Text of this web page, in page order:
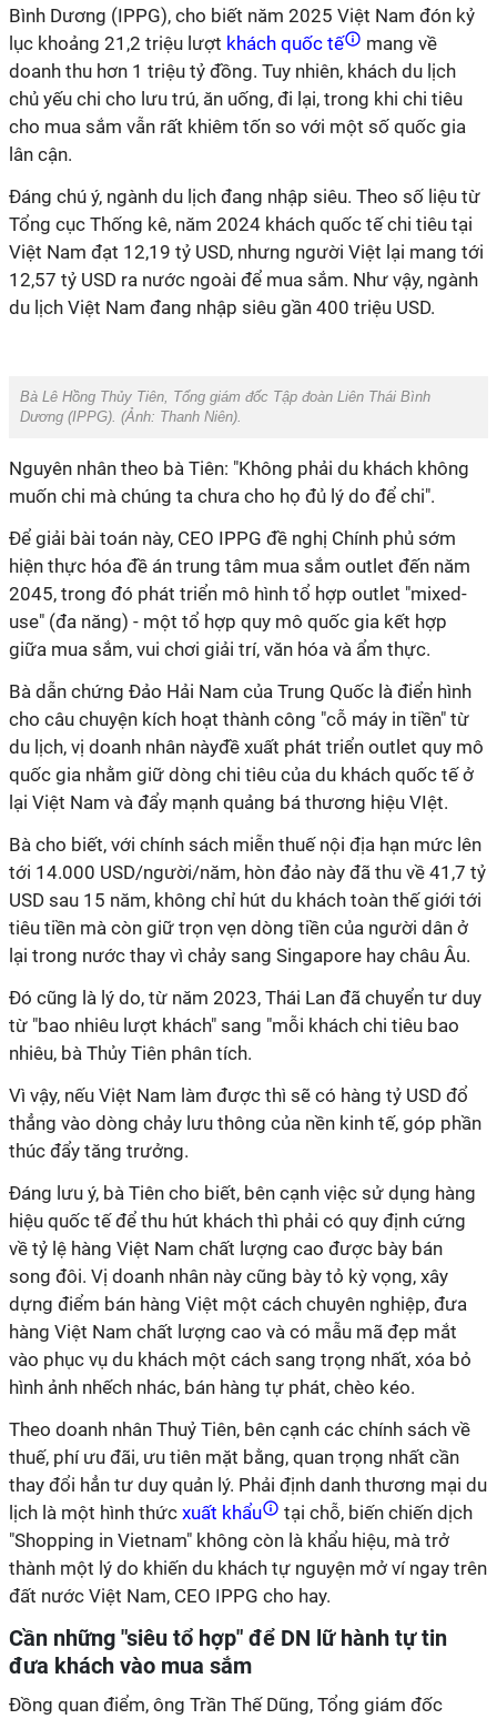
Bình Dương (IPPG), cho biết năm 2025 Việt Nam đón kỷ
lục khoảng 21,2 triệu lượt khách quốc tế
mang về
doanh thu hơn 1 triệu tỷ đồng. Tuy nhiên, khách du lịch
chủ yếu chi cho lưu trú, ăn uống, đi lại, trong khi chi tiêu
cho mua sắm vẫn rất khiêm tốn so với một số quốc gia
lân cận.
Đáng chú ý, ngành du lịch đang nhập siêu. Theo số liệu từ
Tổng cục Thống kê, năm 2024 khách quốc tế chi tiêu tại
Việt Nam đạt 12,19 tỷ USD, nhưng người Việt lại mang tới
12,57 tỷ USD ra nước ngoài để mua sắm. Như vậy, ngành
du lịch Việt Nam đang nhập siêu gần 400 triệu USD.
Bà Lê Hồng Thủy Tiên, Tổng giám đốc Tập đoàn Liên Thái Bình
Dương (IPPG). (Ảnh: Thanh Niên).
Nguyên nhân theo bà Tiên: "Không phải du khách không
muốn chi mà chúng ta chưa cho họ đủ lý do để chi".
Để giải bài toán này, CEO IPPG đề nghị Chính phủ sớm
hiện thực hóa đề án trung tâm mua sắm outlet đến năm
2045, trong đó phát triển mô hình tổ hợp outlet "mixed-
use" (đa năng) - một tổ hợp quy mô quốc gia kết hợp
giữa mua sắm, vui chơi giải trí, văn hóa và ẩm thực.
Bà dẫn chứng Đảo Hải Nam của Trung Quốc là điển hình
cho câu chuyện kích hoạt thành công "cỗ máy in tiền" từ
du lịch, vị doanh nhân nàyđề xuất phát triển outlet quy mô
quốc gia nhằm giữ dòng chi tiêu của du khách quốc tế ở
lại Việt Nam và đẩy mạnh quảng bá thương hiệu VIệt.
Bà cho biết, với chính sách miễn thuế nội địa hạn mức lên
tới 14.000 USD/người/năm, hòn đảo này đã thu về 41,7 tỷ
USD sau 15 năm, không chỉ hút du khách toàn thế giới tới
tiêu tiền mà còn giữ trọn vẹn dòng tiền của người dân ở
lại trong nước thay vì chảy sang Singapore hay châu Âu.
Đó cũng là lý do, từ năm 2023, Thái Lan đã chuyển tư duy
từ "bao nhiêu lượt khách" sang "mỗi khách chi tiêu bao
nhiêu, bà Thủy Tiên phân tích.
Vì vậy, nếu Việt Nam làm được thì sẽ có hàng tỷ USD đổ
thẳng vào dòng chảy lưu thông của nền kinh tế, góp phần
thúc đẩy tăng trưởng.
Đáng lưu ý, bà Tiên cho biết, bên cạnh việc sử dụng hàng
hiệu quốc tế để thu hút khách thì phải có quy định cứng
về tỷ lệ hàng Việt Nam chất lượng cao được bày bán
song đôi. Vị doanh nhân này cũng bày tỏ kỳ vọng, xây
dựng điểm bán hàng Việt một cách chuyên nghiệp, đưa
hàng Việt Nam chất lượng cao và có mẫu mã đẹp mắt
vào phục vụ du khách một cách sang trọng nhất, xóa bỏ
hình ảnh nhếch nhác, bán hàng tự phát, chèo kéo.
Theo doanh nhân Thuỷ Tiên, bên cạnh các chính sách về
thuế, phí ưu đãi, ưu tiên mặt bằng, quan trọng nhất cần
thay đổi hẳn tư duy quản lý. Phải định danh thương mại du
lịch là một hình thức xuất khẩu
tại chỗ, biến chiến dịch
"Shopping in Vietnam" không còn là khẩu hiệu, mà trở
thành một lý do khiến du khách tự nguyện mở ví ngay trên
đất nước Việt Nam, CEO IPPG cho hay.
Cần những "siêu tổ hợp" để DN lữ hành tự tin
đưa khách vào mua sắm
Đồng quan điểm, ông Trần Thế Dũng, Tổng giám đốc